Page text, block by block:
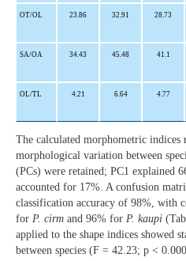
OT/OL 23.86 32.91 28.73
SA/OA 34.43 45.48 41.1
OL/TL 4.21 6.64 4.77
The calculated morphometric indices
morphological variation between
(PCs) were retained; PC1 explained
accounted for 17%. A confusion
classification accuracy of 98%, with
for P. cirm and 96% for P. kaupi
applied to the shape indices showed
between species (F = 42.23; p <